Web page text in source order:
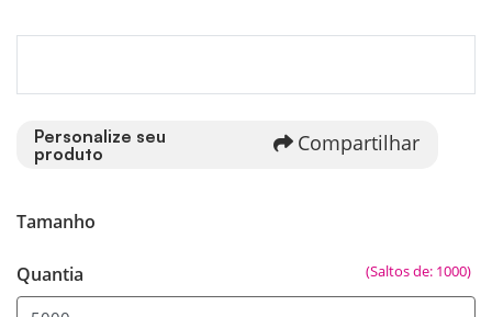
Personalize seu
produto
Compartilhar
Tamanho
(Saltos de: 1000)
Quantia